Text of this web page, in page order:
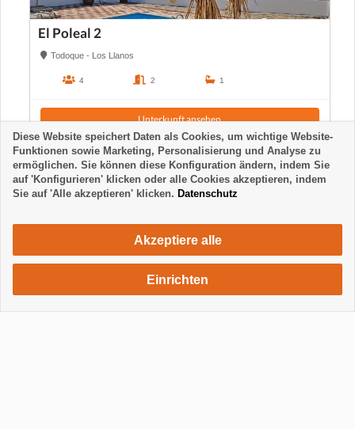
El Poleal 2
Todoque - Los Llanos
4 2 1
Unterkunft ansehen
480 €/ Woche
Diese Website speichert Daten als Cookies, um wichtige Website-
Funktionen sowie Marketing, Personalisierung und Analyse zu
ermöglichen. Sie können diese Konfiguration ändern, indem Sie
auf 'Konfigurieren' klicken oder alle Cookies akzeptieren, indem
Sie auf 'Alle akzeptieren' klicken. Datenschutz
Akzeptiere alle
Einrichten